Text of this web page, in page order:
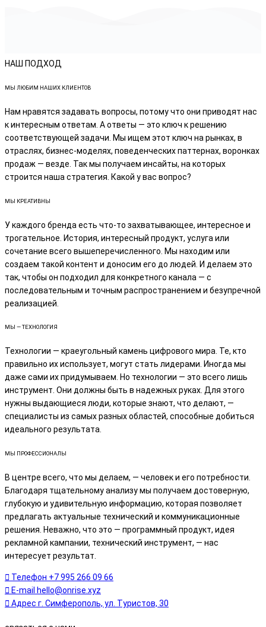
НАШ ПОДХОД
МЫ ЛЮБИМ НАШИХ КЛИЕНТОВ
Нам нравятся задавать вопросы, потому что они приводят нас
к интересным ответам. А ответы — это ключ к решению
соответствующей задачи. Мы ищем этот ключ на рынках, в
отраслях, бизнес-моделях, поведенческих паттернах, воронках
продаж — везде. Так мы получаем инсайты, на которых
строится наша стратегия. Какой у вас вопрос?
МЫ КРЕАТИВНЫ
У каждого бренда есть что-то захватывающее, интересное и
трогательное. История, интересный продукт, услуга или
сочетание всего вышеперечисленного. Мы находим или
создаем такой контент и доносим его до людей. И делаем это
так, чтобы он подходил для конкретного канала — с
последовательным и точным распространением и безупречной
реализацией.
МЫ — ТЕХНОЛОГИЯ
Технологии — краеугольный камень цифрового мира. Те, кто
правильно их использует, могут стать лидерами. Иногда мы
даже сами их придумываем. Но технологии — это всего лишь
инструмент. Они должны быть в надежных руках. Для этого
нужны выдающиеся люди, которые знают, что делают, —
специалисты из самых разных областей, способные добиться
идеального результата.
МЫ ПРОФЕССИОНАЛЫ
В центре всего, что мы делаем, — человек и его потребности.
Благодаря тщательному анализу мы получаем достоверную,
глубокую и удивительную информацию, которая позволяет
предлагать актуальные технический и коммуникационные
решения. Неважно, что это — программный продукт, идея
рекламной кампании, технический инструмент, — нас
интересует результат.
Телефон +7 995 266 09 66
E-mail hello@onrise.xyz
Адрес г. Симферополь, ул. Туристов, 30